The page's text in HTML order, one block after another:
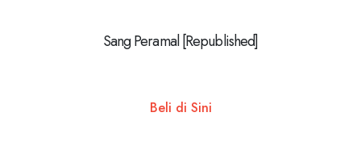
Sang Peramal [Republished]
Beli di Sini